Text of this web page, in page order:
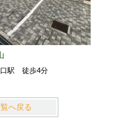
駅 徒歩4分
へ戻る